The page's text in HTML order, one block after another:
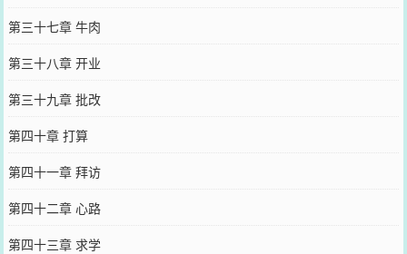
第三十七章 牛肉
第三十八章 开业
第三十九章 批改
第四十章 打算
第四十一章 拜访
第四十二章 心路
第四十三章 求学